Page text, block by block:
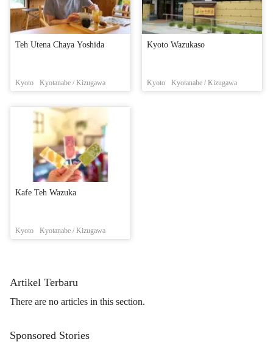
Teh Utena Chaya Yoshida
Kyoto Kyotanabe / Kizugawa
Kyoto Wazukaso
Kyoto Kyotanabe / Kizugawa
Kafe Teh Wazuka
Kyoto Kyotanabe / Kizugawa
Artikel Terbaru
There are no articles in this section.
Sponsored Stories